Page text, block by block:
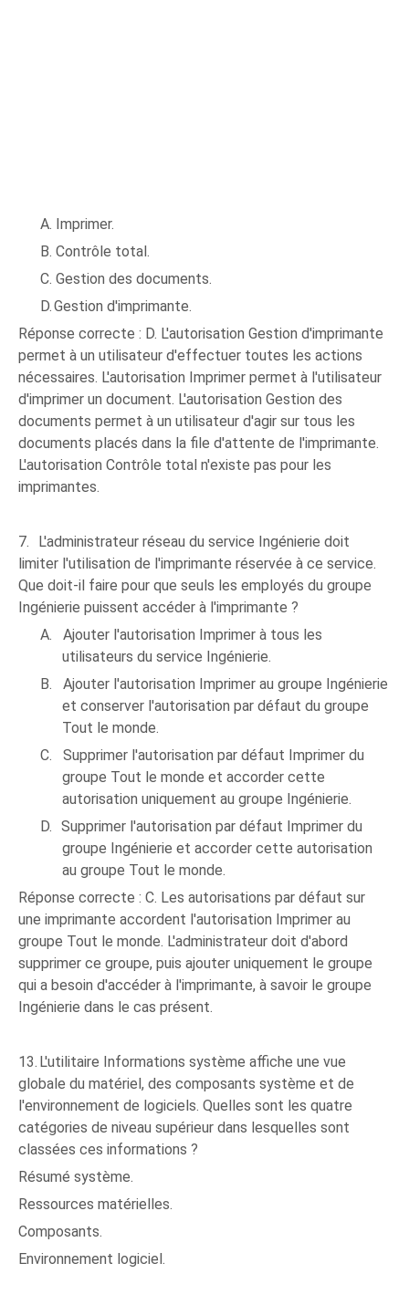
A. Imprimer.
B. Contrôle total.
C. Gestion des documents.
D.Gestion d'imprimante.
Réponse correcte : D. L'autorisation Gestion d'imprimante
permet à un utilisateur d'effectuer toutes les actions
nécessaires. L'autorisation Imprimer permet à l'utilisateur
d'imprimer un document. L'autorisation Gestion des
documents permet à un utilisateur d'agir sur tous les
documents placés dans la file d'attente de l'imprimante.
L'autorisation Contrôle total n'existe pas pour les
imprimantes.
7.
L'administrateur réseau du service Ingénierie doit
limiter l'utilisation de l'imprimante réservée à ce service.
Que doit-il faire pour que seuls les employés du groupe
Ingénierie puissent accéder à l'imprimante ?
A.
Ajouter l'autorisation Imprimer à tous les
utilisateurs du service Ingénierie.
B.
Ajouter l'autorisation Imprimer au groupe Ingénierie
et conserver l'autorisation par défaut du groupe
Tout le monde.
C.
Supprimer l'autorisation par défaut Imprimer du
groupe Tout le monde et accorder cette
autorisation uniquement au groupe Ingénierie.
D.
Supprimer l'autorisation par défaut Imprimer du
groupe Ingénierie et accorder cette autorisation
au groupe Tout le monde.
Réponse correcte : C. Les autorisations par défaut sur
une imprimante accordent l'autorisation Imprimer au
groupe Tout le monde. L'administrateur doit d'abord
supprimer ce groupe, puis ajouter uniquement le groupe
qui a besoin d'accéder à l'imprimante, à savoir le groupe
Ingénierie dans le cas présent.
13. L'utilitaire Informations système affiche une vue
globale du matériel, des composants système et de
l'environnement de logiciels. Quelles sont les quatre
catégories de niveau supérieur dans lesquelles sont
classées ces informations ?
Résumé système.
Ressources matérielles.
Composants.
Environnement logiciel.